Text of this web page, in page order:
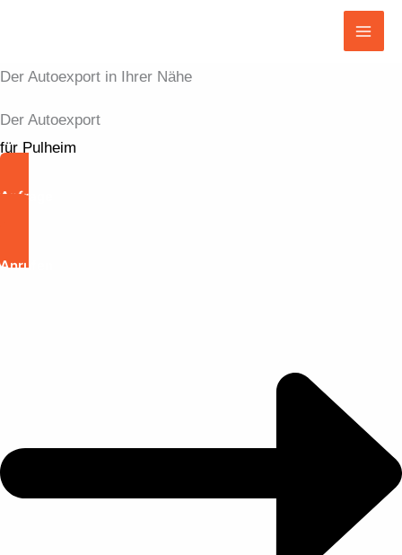
springen
Der Autoexport in Ihrer Nähe
Der Autoexport
für Pulheim
Anfrage
Anrufen